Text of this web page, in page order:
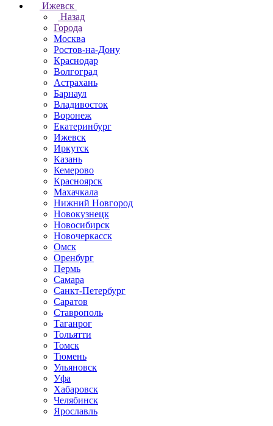
Ижевск
Назад
Города
Москва
Ростов-на-Дону
Краснодар
Волгоград
Астрахань
Барнаул
Владивосток
Воронеж
Екатеринбург
Ижевск
Иркутск
Казань
Кемерово
Красноярск
Махачкала
Нижний Новгород
Новокузнецк
Новосибирск
Новочеркаcск
Омск
Оренбург
Пермь
Самара
Санкт-Петербург
Саратов
Ставрополь
Таганрог
Тольятти
Томск
Тюмень
Ульяновск
Уфа
Хабаровск
Челябинск
Ярославль